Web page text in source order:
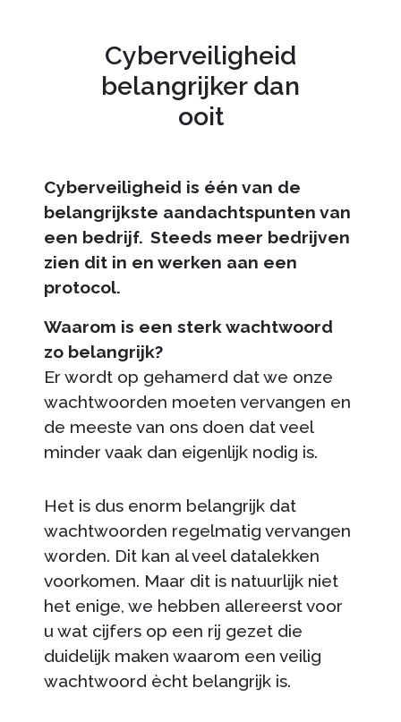
Cyberveiligheid
belangrijker dan
ooit
Cyberveiligheid is één van de
belangrijkste aandachtspunten van
een bedrijf. Steeds meer bedrijven
zien dit in en werken aan een
protocol.
Waarom is een sterk wachtwoord
zo belangrijk?
Er wordt op gehamerd dat we onze
wachtwoorden moeten vervangen en
de meeste van ons doen dat veel
minder vaak dan eigenlijk nodig is.
Het is dus enorm belangrijk dat
wachtwoorden regelmatig vervangen
worden. Dit kan al veel datalekken
voorkomen. Maar dit is natuurlijk niet
het enige, we hebben allereerst voor
u wat cijfers op een rij gezet die
duidelijk maken waarom een veilig
wachtwoord ècht belangrijk is.